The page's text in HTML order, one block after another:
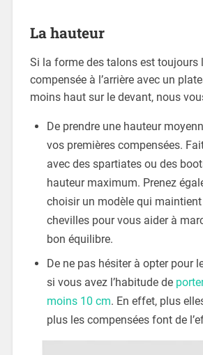
La hauteur
Si la forme des talons est toujours
compensée à l’arrière avec un
moins haut sur le devant, nous
De prendre une hauteur
vos premières compensées.
avec des spartiates ou des
hauteur maximum. Prenez
choisir un modèle qui
chevilles pour vous aider à
bon équilibre.
De ne pas hésiter à opter pour
si vous avez l’habitude de
moins 10 cm. En effet, plus
plus les compensées font de